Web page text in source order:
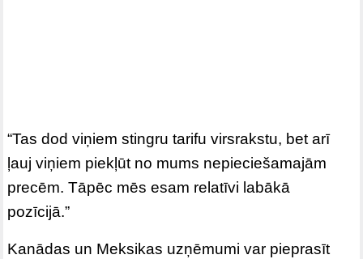
“Tas dod viņiem stingru tarifu virsrakstu, bet arī
ļauj viņiem piekļūt no mums nepieciešamajām
precēm. Tāpēc mēs esam relatīvi labākā
pozīcijā.”
Kanādas un Meksikas uzņēmumi var pieprasīt